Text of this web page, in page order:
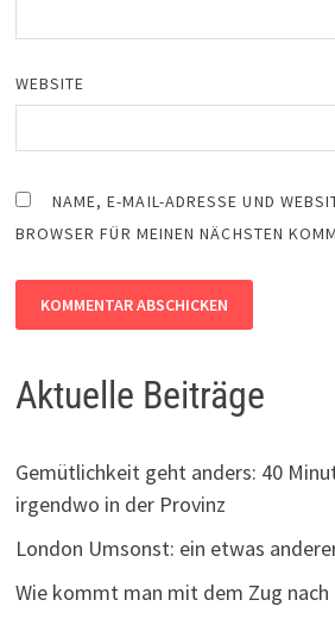
WEBSITE
NAME, E-MAIL-ADRESSE UND
BROWSER FÜR MEINEN NÄCHSTEN
Aktuelle Beiträge
Gemütlichkeit geht anders: 40
irgendwo in der Provinz
London Umsonst: ein etwas
Wie kommt man mit dem Zug nach